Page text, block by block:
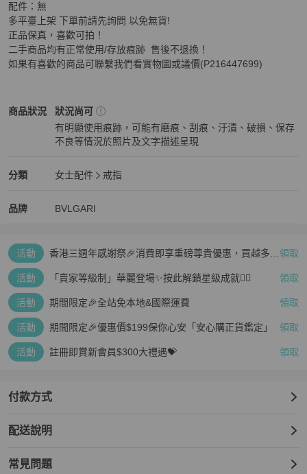
配件：無
多平臺上架 下單前請先詢問 以免無貨!
正品保真，喜歡可拍！
二手商品均有正常使用/存放痕跡  售後不退換！
如果有喜歡的商品可聯繫我們看實物圖或議價(P216447699)
商品狀況
BVLGARI 女士配件商品狀態與細節
狀況尚可
有明顯使用痕跡，可能有磨痕、刮痕、汙漬、破損、保存
不良等情況於照片及文字描述呈現
分類
BVLGARI 女士配件分類資訊
女士配件
戒指
品牌
BVLGARI 精品女士配件
BVLGARI
BVLGARI 推薦清單
活動
香港三週年感謝祭🎉消費即享重磅尊貴優惠，買越多、 領取
活動 「賣家等級制」華麗登場✨按此解鎖星級成就👆🏻 領取
活動 期間限定🎉全站免本地&國際運費 領取
活動 期間限定🎉優惠價$199保你心安「安心購正貨鑑定」 領取
活動 註冊即賞新會員$300大禮遇💝 領取
付款方式
配送說明
常見問題